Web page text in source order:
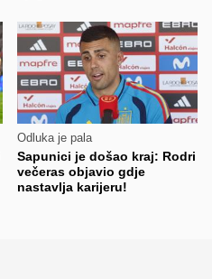
Odluka je pala
Sapunici je došao kraj: Rodri
večeras objavio gdje
nastavlja karijeru!